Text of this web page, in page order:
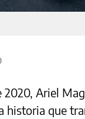
Ariel
historia que